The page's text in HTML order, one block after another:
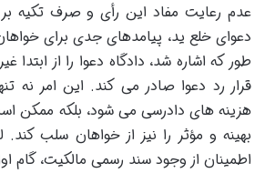
عدم رعایت مفاد این رأی و صرف تکیه
دعوای خلع ید، پیامدهای جدی برای
طور که اشاره شد، دادگاه دعوا را از ابتدا
قرار رد دعوا صادر می کند. این امر نه
هزینه های دادرسی می شود، بلکه
بهینه و مؤثر را نیز از خواهان سلب کند.
اطمینان از وجود سند رسمی مالکیت، گام